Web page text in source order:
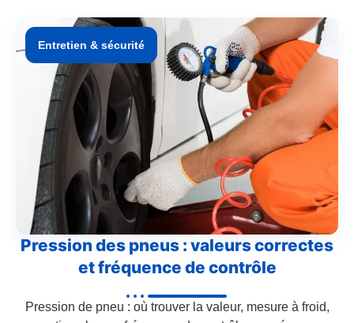
Entretien & sécurité
Pression des pneus : valeurs correctes
et fréquence de contrôle
Pression de pneu : où trouver la valeur, mesure à froid,